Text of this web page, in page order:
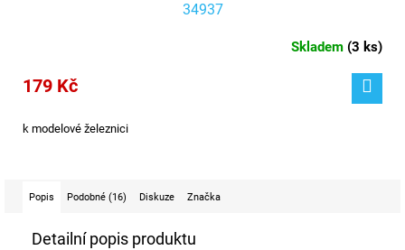
34937
Skladem (3 ks)
179 Kč
k modelové železnici
Popis Podobné (16) Diskuze Značka
Detailní popis produktu